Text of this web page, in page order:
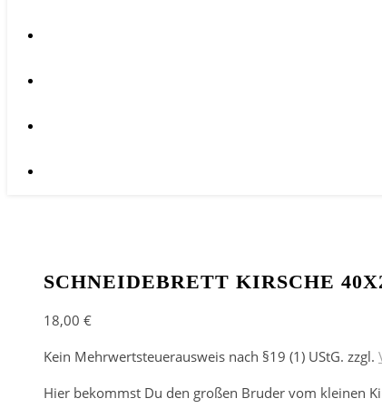
SCHNEIDEBRETT KIRSCHE
18,00 €
Kein Mehrwertsteuerausweis nach §19 (1) UStG. zzgl.
Hier bekommst Du den großen Bruder vom kleinen